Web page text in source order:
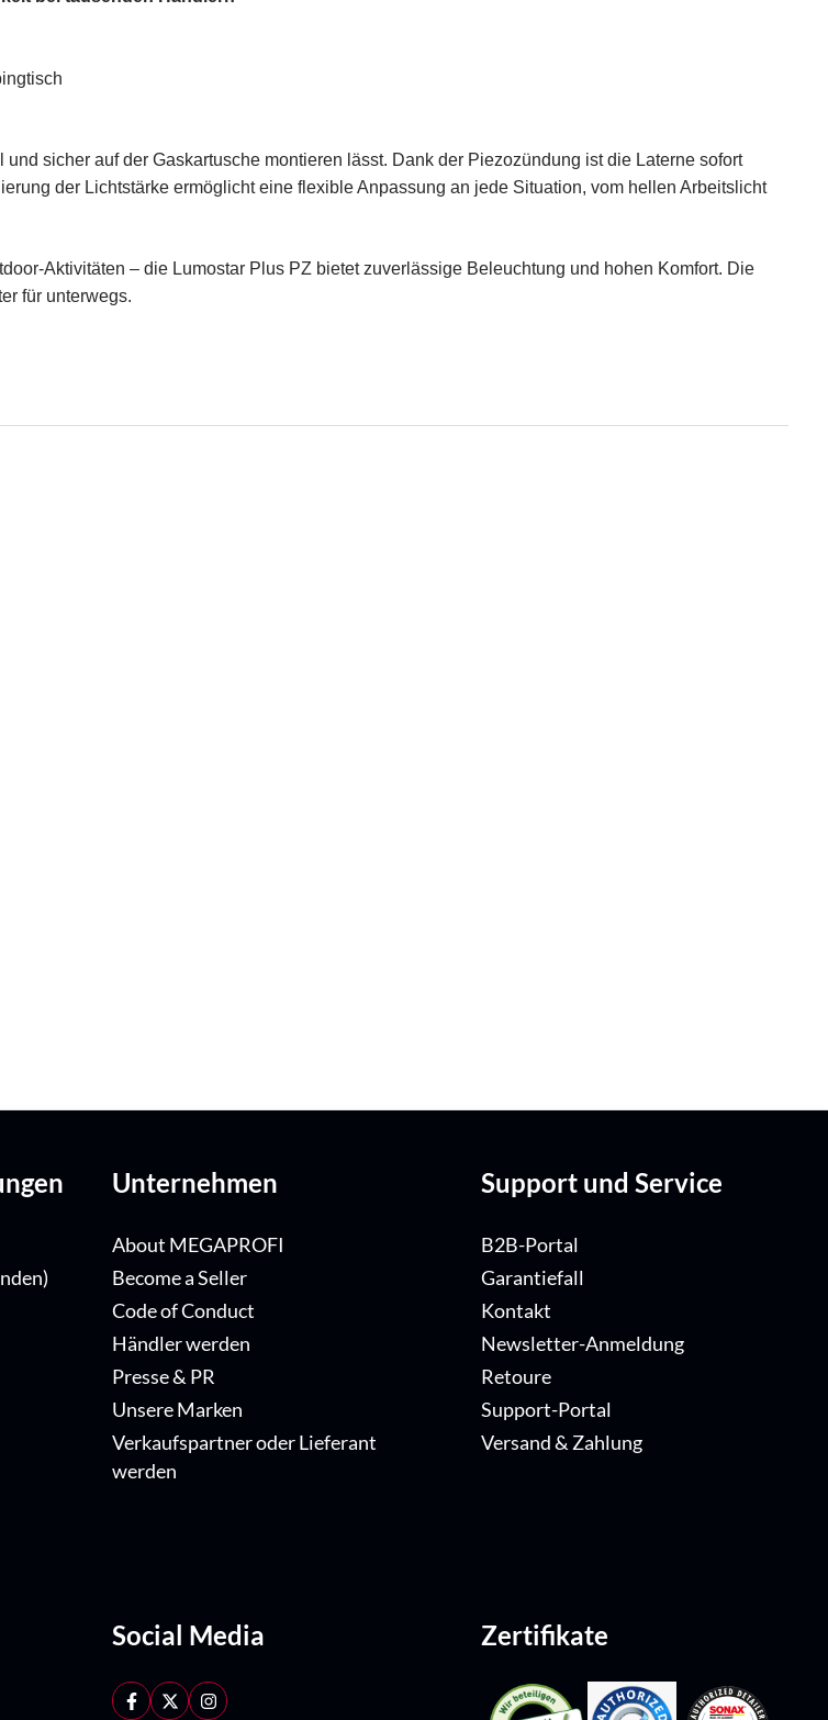
sicher auf der Gaskartusche montieren lässt. Dank der Piezozündung ist die Laterne sofort
der Lichtstärke ermöglicht eine flexible Anpassung an jede Situation, vom hellen Arbeitslicht
Aktivitäten – die Lumostar Plus PZ bietet zuverlässige Beleuchtung und hohen Komfort. Die
für unterwegs.
Unternehmen
About MEGAPROFI
Become a Seller
Code of Conduct
Händler werden
Presse & PR
Unsere Marken
Verkaufspartner oder Lieferant
werden
Support und Service
B2B-Portal
Garantiefall
Kontakt
Newsletter-Anmeldung
Retoure
Support-Portal
Versand & Zahlung
Social Media Zertifikate